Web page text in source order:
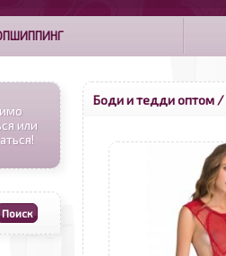
или
Боди и тедди оптом/